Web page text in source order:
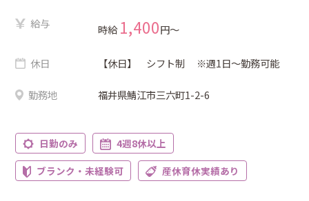
給与 時給 1,400円〜
休日 【休日】 シフト制 ※週1日～勤務可能
勤務地 福井県鯖江市三六町1-2-6
日勤のみ
4週8休以上
ブランク・未経験可
産休育休実績あり